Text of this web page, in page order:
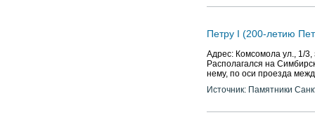
Петру I (200-летию
Адрес: Комсомола ул., 1/3,
Располагался на
нему, по оси проезда
Источник: Памятники